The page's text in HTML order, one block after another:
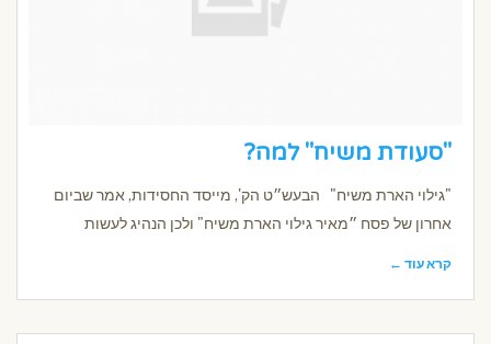
"סעודת משיח" למה?
"גילוי הארת משיח" הבעש״ט הק', מייסד החסידות, אמר שביום
אחרון של פסח ״מאיר גילוי הארת משיח" ולכן הנהיג לעשות
קרא עוד ←